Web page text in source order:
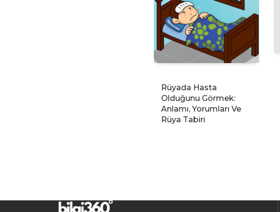
Rüyada Hasta
Olduğunu Görmek:
Anlamı, Yorumları Ve
Rüya Tabiri